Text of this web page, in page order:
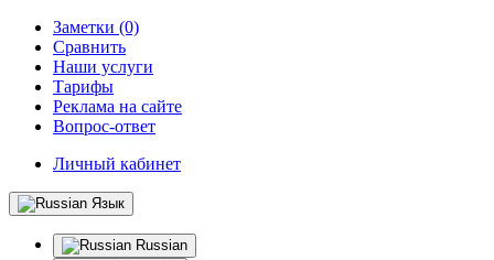
Заметки (0)
Сравнить
Наши услуги
Тарифы
Реклама на сайте
Вопрос-ответ
Личный кабинет
Язык
Russian